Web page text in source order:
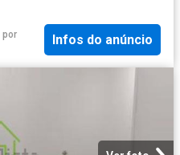
por
Infos do anúncio